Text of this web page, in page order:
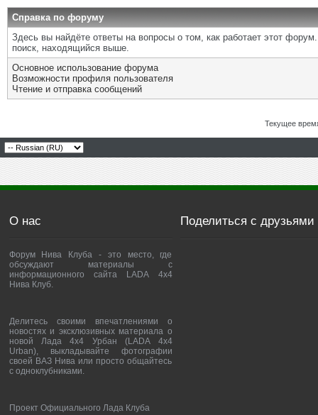
Справка по форуму
Здесь вы найдёте ответы на вопросы о том, как работает этот
поиск, находящийся выше.
Основное использование форума
Возможности профиля пользователя
Чтение и отправка сообщений
Текущее
О нас
Форум Нива Клуба - это место, где
обсуждают материалы с
информационного сайта LADA 4x4
Нива Клуб.
Делитесь своими впечатлениями о
новостях и эксклюзивных материала о
новой Лада 4х4 Урбан (LADA 4x4
Urban), выкладывайте фотографии
своей ВАЗ Нива или просто общайтесь
с одноклубниками.
Проект Официального Лада Клуба
Поделиться с друзьями